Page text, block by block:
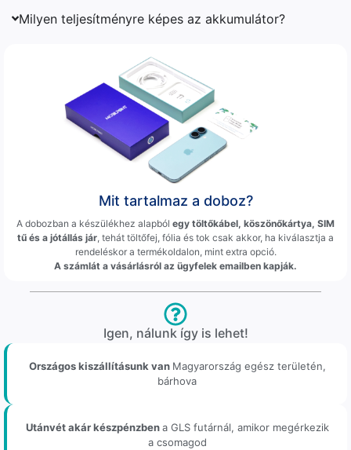
Milyen teljesítményre képes az akkumulátor?
Mit tartalmaz a doboz?
A dobozban a készülékhez alapból egy töltőkábel, köszönőkártya, SIM
tű és a jótállás jár , tehát töltőfej, fólia és tok csak akkor, ha kiválasztja a
rendeléskor a termékoldalon, mint extra opció.
A számlát a vásárlásról az ügyfelek emailben kapják.
Igen, nálunk így is lehet!
Országos kiszállításunk van Magyarország egész területén,
bárhova
Utánvét akár készpénzbena GLS futárnál, amikor megérkezik
a csomagod